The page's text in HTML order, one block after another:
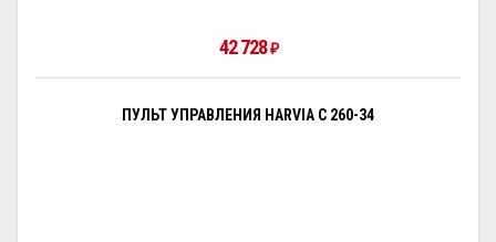
42 728₽
ПУЛЬТ УПРАВЛЕНИЯ HARVIA C 260-34